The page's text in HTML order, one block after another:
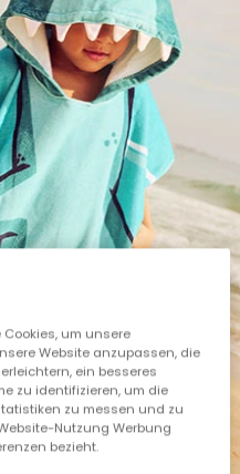
0,00 €
Start der Bestellung
um unsere
Website anzupassen, die
ein besseres
zu identifizieren, um die
zu messen und zu
Nutzung Werbung
bezieht.